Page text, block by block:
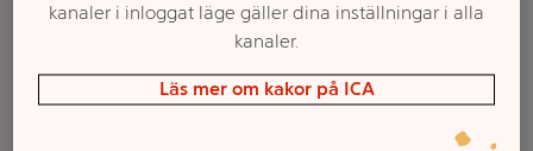
Välj butik och handla
kanaler i inloggat läge gäller dina inställningar i alla
kanaler.
Läs mer om kakor på ICA